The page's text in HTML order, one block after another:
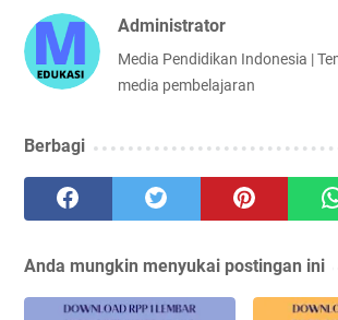
Administrator
Media Pendidikan Indonesia |
media pembelajaran
Berbagi
Anda mungkin menyukai postingan ini